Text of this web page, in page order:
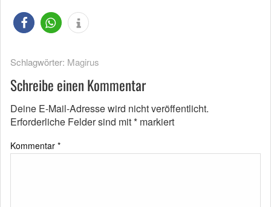
Schlagwörter: Magirus
Schreibe einen Kommentar
Deine E-Mail-Adresse wird nicht veröffentlicht.
Erforderliche Felder sind mit* markiert
Kommentar *